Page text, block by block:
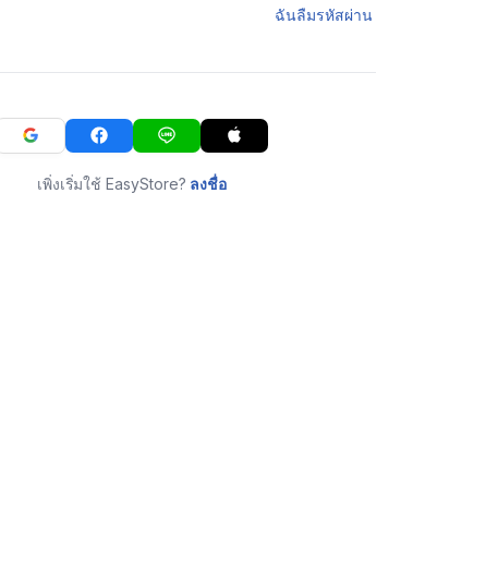
ฉันลืมรหัสผ่าน
เพิ่งเริ่มใช้ EasyStore? ลงชื่อ